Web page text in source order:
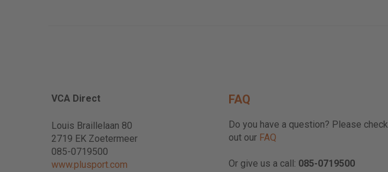
VCA Direct
Louis Braillelaan 80
2719 EK Zoetermeer
085-0719500
www.plusport.com
FAQ
Do you have a question? Please check
out our FAQ
Or give us a call: 085-0719500